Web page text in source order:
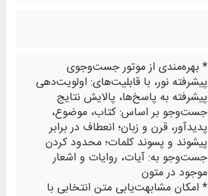
* بهره‌مندی از موتور جست‌وجوی
پیشرفته نور، با قابلیت‌های: اولویت‌دهی
پیشرفته به پاسخ‌ها، پالایش نتایج
جست‌وجو بر اساس: کتاب، موضوع،
پدیدآور، قرن و زبان؛ انعطاف در برابر
پیشوند و پسوند کلمات؛ محدود کردن
جست‌وجو به: آیات، روایات و اشعار
موجود در متون
* امکان مشابهت‌یابی متن انتخابی با